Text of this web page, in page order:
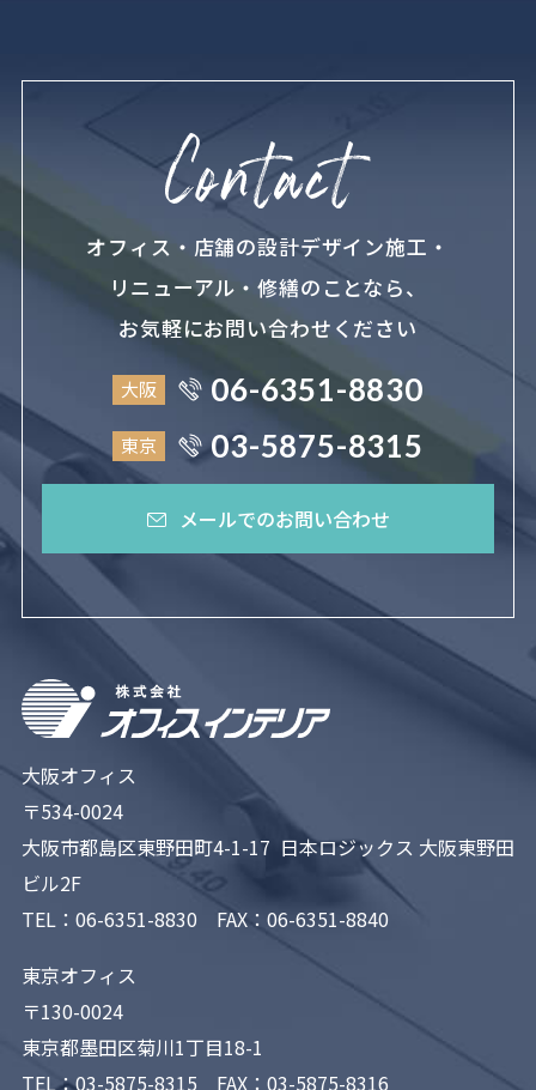
オフィス・店舗の設計デザイン施工・
リニューアル・修繕のことなら、
お気軽にお問い合わせください
大阪 06-6351-8830
東京 03-5875-8315
メールでのお問い合わせ
大阪オフィス
〒534-0024
大阪市都島区東野田町4-1-17 日本ロジックス 大阪東野田
ビル2F
TEL： 06-6351-8830 FAX：06-6351-8840
東京オフィス
〒130-0024
東京都墨田区菊川1丁目18-1
TEL：03-5875-8315 FAX：03-5875-8316